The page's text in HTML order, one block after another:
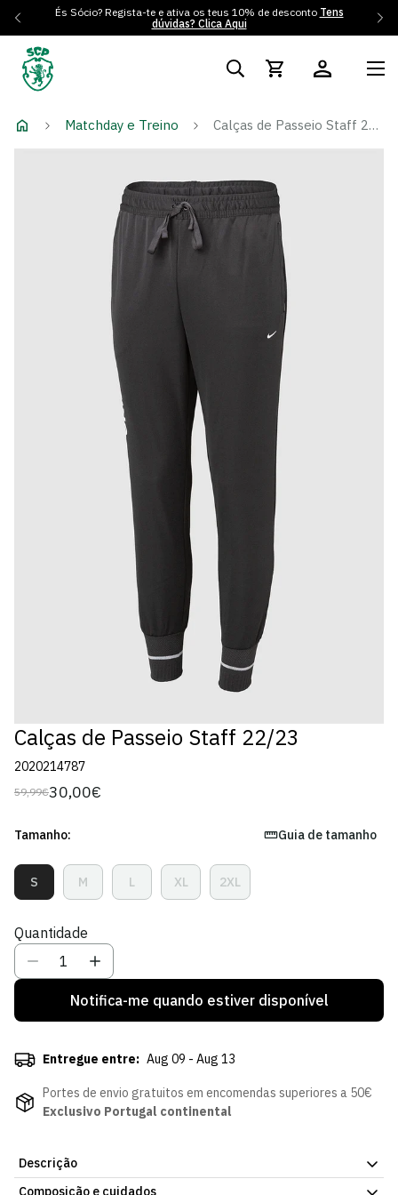
És Sócio? Regista-te e ativa os teus 10% de desconto Tens
dúvidas? Clica Aqui
Matchday e Treino Calças de Passeio Staff 22/23
Calças de Passeio Staff 22/23
2020214787
Preço
59,99€
Preço
venda
30,00€
Tamanho: Guia de tamanho
SVariante
Esgotada
Indisponível
MVariante
Esgotada
Indisponível
LVariante
Esgotada
XL
Variante
Esgotada
2XLVariante
Esgotada
Quantidade
Notifica-me quando estiver disponível
Entregue entre: Aug 09 - Aug 13
Portes de envio gratuitos em encomendas superiores a 50€
Exclusivo Portugal continental
Descrição
Composição e cuidados